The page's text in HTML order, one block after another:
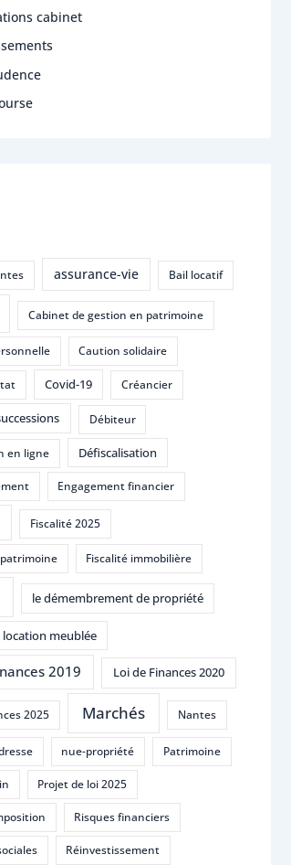
cabinet
assurance-vie Bail locatif
Cabinet de gestion en patrimoine
Caution solidaire
Covid-19 Créancier
Débiteur
en ligne Défiscalisation
Engagement financier
Fiscalité 2025
Fiscalité immobilière
le démembrement de propriété
location meublée
2019 Loi de Finances 2020
2025 Marchés Nantes
nue-propriété Patrimoine
Projet de loi 2025
Risques financiers
Réinvestissement